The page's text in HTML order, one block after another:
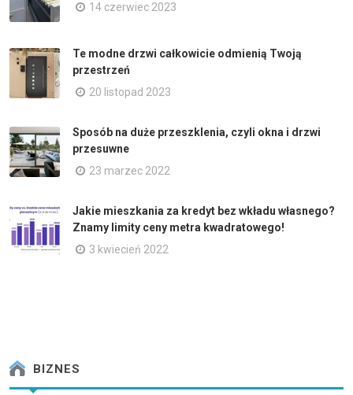
14 czerwiec 2023
Te modne drzwi całkowicie odmienią Twoją
przestrzeń
20 listopad 2023
Sposób na duże przeszklenia, czyli okna i drzwi
przesuwne
23 marzec 2022
Jakie mieszkania za kredyt bez wkładu własnego?
Znamy limity ceny metra kwadratowego!
3 kwiecień 2022
BIZNES